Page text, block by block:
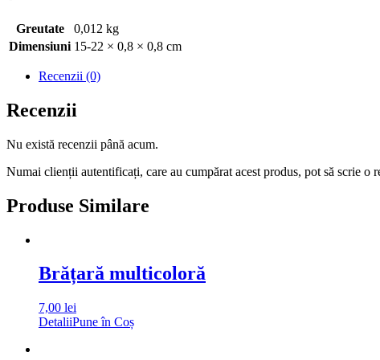
Greutate
0,012 kg
Dimensiuni 15-22 × 0,8 × 0,8 cm
Recenzii (0)
Recenzii
Nu există recenzii până acum.
Numai clienții autentificați, care au cumpărat acest produs, pot să scrie o
Produse Similare
Brățară multicoloră
7,00 lei
DetaliiPune în Coș